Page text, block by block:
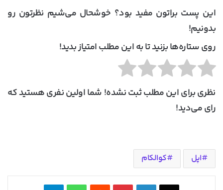
این پست براتون مفید بود؟ خوشحال می‌شیم نظرتون رو
بدونیم!
روی ستاره‌ها بزنید تا به این مطلب امتیاز بدید!
نظری برای این مطلب ثبت نشده! شما اولین نفری هستید که
رای می‌دید!
اپل کوالکام
X لینکدین ‫پین‌ترست‫رددیت واتس آپ تلگرام